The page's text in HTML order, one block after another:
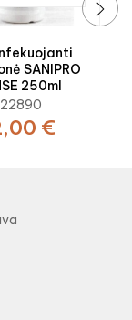
SANIPRO
250ml
22890
€